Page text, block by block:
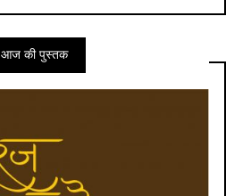
आज की पुस्तक